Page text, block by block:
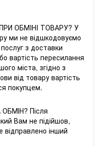
ОБМIНI ТОВАРУ? У
ми не відшкодовуємо
з доставки
вартість пересилання
міста, згідно з
від товару вартість
покупцем.
Після
Вам не підійшов,
відправлено інший